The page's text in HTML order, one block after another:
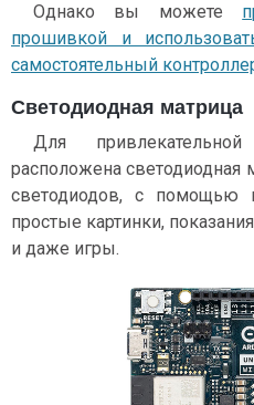
Однако вы можете
прошивкой и
самостоятельный
Светодиодная матрица
Для
расположена светодиодная
светодиодов, с помощью
простые картинки,
и даже игры.